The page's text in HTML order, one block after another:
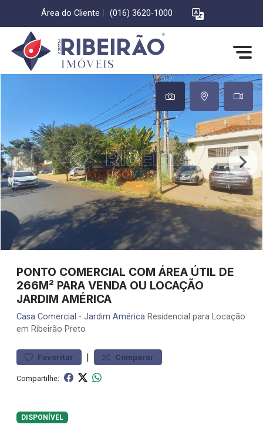
Área do Cliente (016) 3620-1000
PONTO COMERCIAL COM ÁREA ÚTIL DE
266M² PARA VENDA OU LOCAÇÃO
JARDIM AMÉRICA
Casa Comercial - Jardim América Residencial para Locação
em Ribeirão Preto
Favoritar | Comparar
Compartilhe:
DISPONÍVEL